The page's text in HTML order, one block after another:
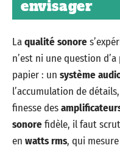
envisager
Laqualité sonore
n’est ni une question
papier : un système
l’accumulation de
finesse des
sonorefidèle, il faut
en watts rms, qui